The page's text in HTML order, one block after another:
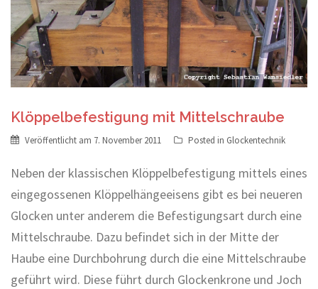
Klöppelbefestigung mit Mittelschraube
Veröffentlicht am 7. November 2011 Posted in Glockentechnik
Neben der klassischen Klöppelbefestigung mittels eines
eingegossenen Klöppelhängeeisens gibt es bei neueren
Glocken unter anderem die Befestigungsart durch eine
Mittelschraube. Dazu befindet sich in der Mitte der
Haube eine Durchbohrung durch die eine Mittelschraube
geführt wird. Diese führt durch Glockenkrone und Joch